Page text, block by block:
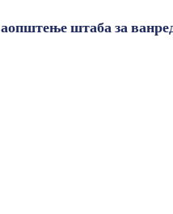
штаба за